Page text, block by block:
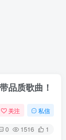
品质歌曲！
关注 私信
0 1516 1